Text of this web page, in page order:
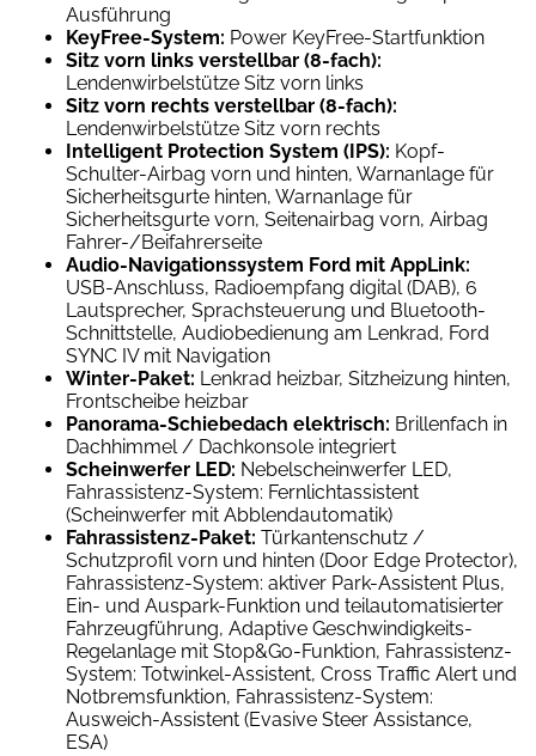
Ausführung
KeyFree-System: Power KeyFree-Startfunktion
Sitz vorn links verstellbar (8-fach):
Lendenwirbelstütze Sitz vorn links
Sitz vorn rechts verstellbar (8-fach):
Lendenwirbelstütze Sitz vorn rechts
Intelligent Protection System (IPS): Kopf-
Schulter-Airbag vorn und hinten, Warnanlage für
Sicherheitsgurte hinten, Warnanlage für
Sicherheitsgurte vorn, Seitenairbag vorn, Airbag
Fahrer-/Beifahrerseite
Audio-Navigationssystem Ford mit AppLink:
USB-Anschluss, Radioempfang digital (DAB), 6
Lautsprecher, Sprachsteuerung und Bluetooth-
Schnittstelle, Audiobedienung am Lenkrad, Ford
SYNC IV mit Navigation
Winter-Paket: Lenkrad heizbar, Sitzheizung hinten,
Frontscheibe heizbar
Panorama-Schiebedach elektrisch: Brillenfach in
Dachhimmel / Dachkonsole integriert
Scheinwerfer LED: Nebelscheinwerfer LED,
Fahrassistenz-System: Fernlichtassistent
(Scheinwerfer mit Abblendautomatik)
Fahrassistenz-Paket: Türkantenschutz /
Schutzprofil vorn und hinten (Door Edge Protector),
Fahrassistenz-System: aktiver Park-Assistent Plus,
Ein- und Auspark-Funktion und teilautomatisierter
Fahrzeugführung, Adaptive Geschwindigkeits-
Regelanlage mit Stop&Go-Funktion, Fahrassistenz-
System: Totwinkel-Assistent, Cross Traffic Alert und
Notbremsfunktion, Fahrassistenz-System:
Ausweich-Assistent (Evasive Steer Assistance,
ESA)